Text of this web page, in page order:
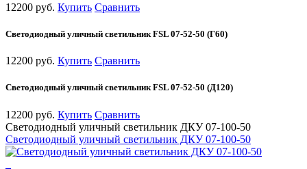
12200 руб. Купить Сравнить
Светодиодный уличный светильник FSL 07-52-50 (Г60)
12200 руб. Купить Сравнить
Светодиодный уличный светильник FSL 07-52-50 (Д120)
12200 руб. Купить Сравнить
Светодиодный уличный светильник ДКУ 07-100-50
Светодиодный уличный светильник ДКУ 07-100-50